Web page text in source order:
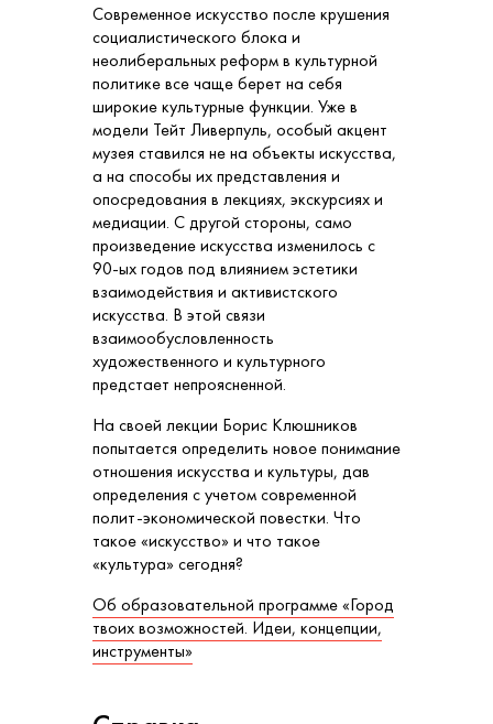
Современное искусство после крушения
социалистического блока и
неолиберальных реформ в культурной
политике все чаще берет на себя
широкие культурные функции. Уже в
модели Тейт Ливерпуль, особый акцент
музея ставился не на объекты искусства,
а на способы их представления и
опосредования в лекциях, экскурсиях и
медиации. С другой стороны, само
произведение искусства изменилось с
90-ых годов под влиянием эстетики
взаимодействия и активистского
искусства. В этой связи
взаимообусловленность
художественного и культурного
предстает непроясненной.
На своей лекции Борис Клюшников
попытается определить новое понимание
отношения искусства и культуры, дав
определения с учетом современной
полит-экономической повестки. Что
такое «искусство» и что такое
«культура» сегодня?
Об образовательной программе «Город
твоих возможностей. Идеи, концепции,
инструменты»